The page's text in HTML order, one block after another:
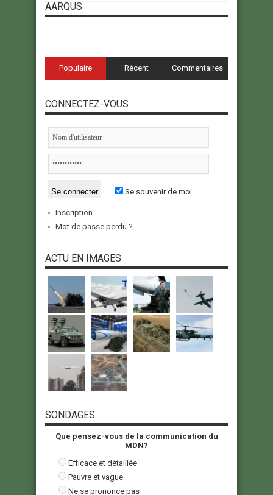
AARQUS
Populaire Récent Commentaires
CONNECTEZ-VOUS
Se souvenir de moi
Inscription
Mot de passe perdu ?
ACTU EN IMAGES
SONDAGES
Que pensez-vous de la communication du
MDN?
Efficace et détaillée
Pauvre et vague
Ne se prononce pas